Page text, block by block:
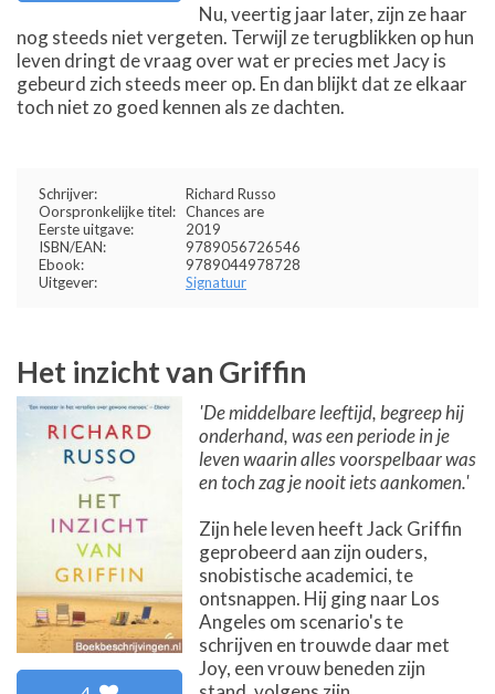
Nu, veertig jaar later, zijn ze haar
nog steeds niet vergeten. Terwijl ze terugblikken op hun
leven dringt de vraag over wat er precies met Jacy is
gebeurd zich steeds meer op. En dan blijkt dat ze elkaar
toch niet zo goed kennen als ze dachten.
Schrijver:
Richard Russo
Oorspronkelijke titel: Chances are
Eerste uitgave:
2019
ISBN/EAN:
9789056726546
Ebook:
9789044978728
Uitgever:
Signatuur
Het inzicht van Griffin
'De middelbare leeftijd, begreep hij
onderhand, was een periode in je
leven waarin alles voorspelbaar was
en toch zag je nooit iets aankomen.'
Zijn hele leven heeft Jack Griffin
geprobeerd aan zijn ouders,
snobistische academici, te
ontsnappen. Hij ging naar Los
Angeles om scenario's te
schrijven en trouwde daar met
Joy, een vrouw beneden zijn